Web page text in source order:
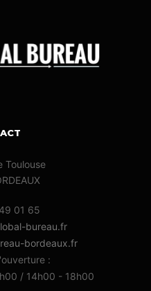
Toulouse
01 65
bureau.fr
bordeaux.fr
:
/ 14h00 - 18h00